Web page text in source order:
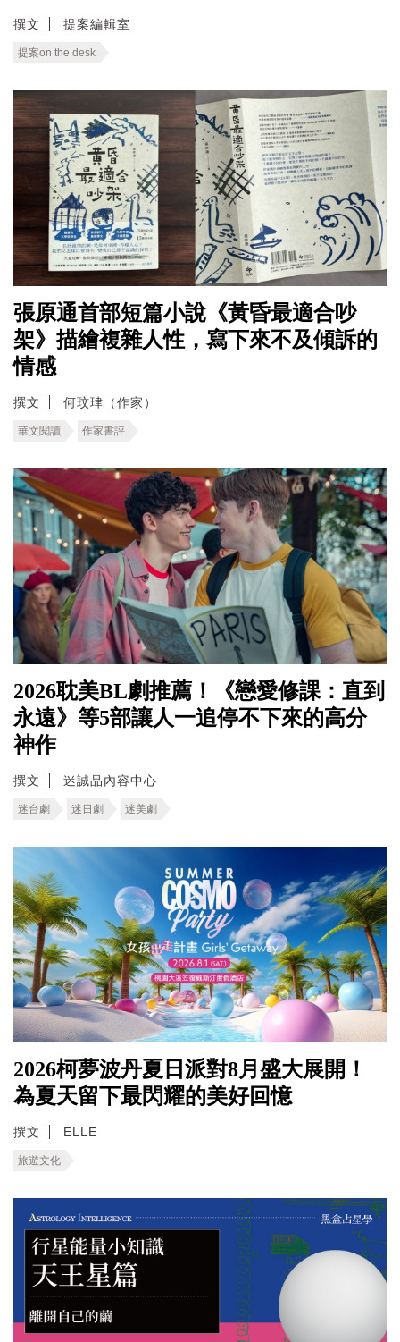
撰文 提案編輯室
提案on the desk
張原通首部短篇小說《黃昏最適合吵
架》描繪複雜人性，寫下來不及傾訴的
情感
撰文 何玟珒（作家）
華文閱讀 作家書評
2026耽美BL劇推薦！《戀愛修課：直到
永遠》等5部讓人一追停不下來的高分
神作
撰文 迷誠品內容中心
迷台劇 迷日劇 迷美劇
2026柯夢波丹夏日派對8月盛大展開！
為夏天留下最閃耀的美好回憶
撰文 ELLE
旅遊文化